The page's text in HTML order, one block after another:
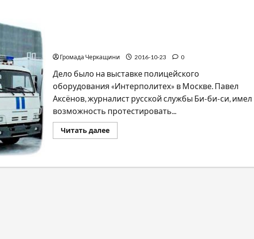
Громада Черкащини 2016-10-23 0
Дело было на выставке полицейского
оборудования «Интерполитех» в Москве. Павел
Аксёнов, журналист русской службы Би-би-си, имел
возможность протестировать...
Читать далееПрочитать
больше
путинской